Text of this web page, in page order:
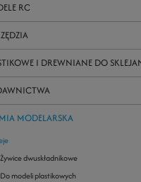
RC
I DREWNIANE DO
MODELARSKA
Żywice dwuskładnikowe
Do modeli plastikowych